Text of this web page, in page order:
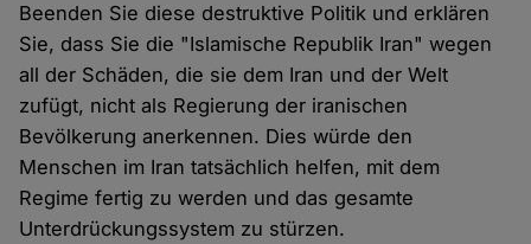
Beenden Sie diese destruktive Politik und erklären
Sie, dass Sie die "Islamische Republik Iran" wegen
all der Schäden, die sie dem Iran und der Welt
zufügt, nicht als Regierung der iranischen
Bevölkerung anerkennen. Dies würde den
Menschen im Iran tatsächlich helfen, mit dem
Regime fertig zu werden und das gesamte
Unterdrückungssystem zu stürzen.